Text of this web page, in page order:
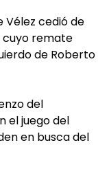
Vélez cedió de
cuyo remate
de Roberto
del
el juego del
en busca del